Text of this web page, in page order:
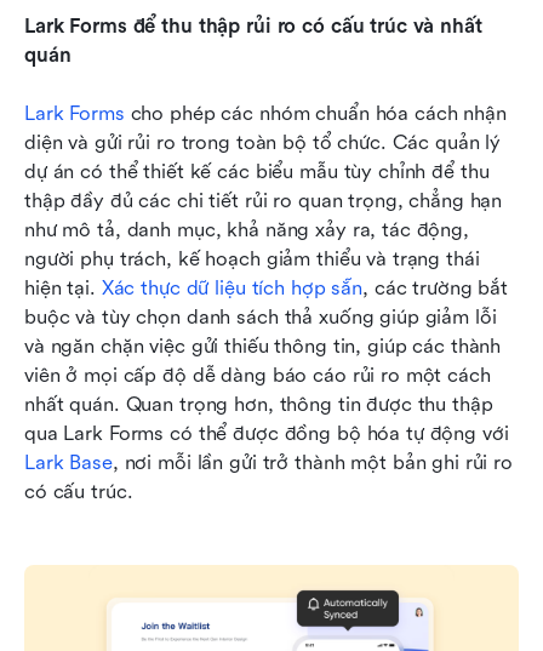
Lark Forms để thu thập rủi ro có cấu trúc và nhất
quán
Lark Forms cho phép các nhóm chuẩn hóa cách nhận
diện và gửi rủi ro trong toàn bộ tổ chức. Các quản lý
dự án có thể thiết kế các biểu mẫu tùy chỉnh để thu
thập đầy đủ các chi tiết rủi ro quan trọng, chẳng hạn
như mô tả, danh mục, khả năng xảy ra, tác động,
người phụ trách, kế hoạch giảm thiểu và trạng thái
hiện tại. Xác thực dữ liệu tích hợp sẵn, các trường bắt
buộc và tùy chọn danh sách thả xuống giúp giảm lỗi
và ngăn chặn việc gửi thiếu thông tin, giúp các thành
viên ở mọi cấp độ dễ dàng báo cáo rủi ro một cách
nhất quán. Quan trọng hơn, thông tin được thu thập
Lark Base, nơi mỗi lần gửi trở thành một bản ghi rủi ro
có cấu trúc.